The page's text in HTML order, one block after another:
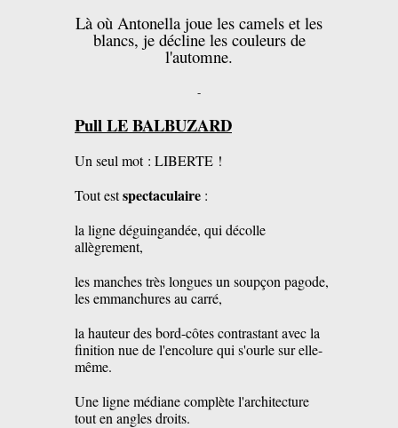
Là où Antonella joue les camels et les
blancs, je décline les couleurs de
l'automne.
-
Pull LE BALBUZARD
Un seul mot : LIBERTE !
Tout estspectaculaire :
la ligne déguingandée, qui décolle
allègrement,
les manches très longues un soupçon pagode,
les emmanchures au carré,
la hauteur des bord-côtes contrastant avec la
finition nue de l'encolure qui s'ourle sur elle-
même.
Une ligne médiane complète l'architecture
tout en angles droits.